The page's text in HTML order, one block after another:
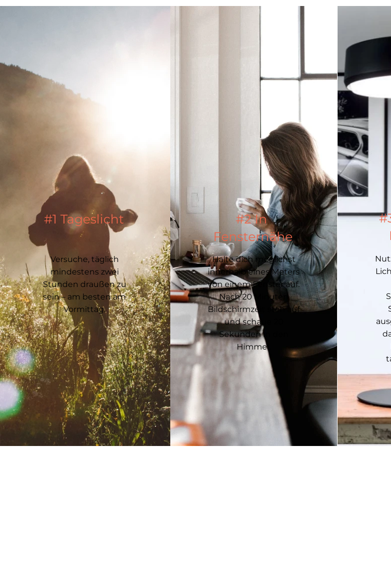
#1 Tageslicht
Versuche, täglich
mindestens zwei
Stunden draußen zu
sein – am besten am
Vormittag.
#2 In
Fensternähe
Halte dich möglichst
innerhalb eines Meters
von einem Fenster auf.
Nach 20 Minuten
Bildschirmzeit steh auf
und schaue 20
Sekunden in den
Himmel.